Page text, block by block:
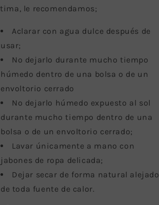
le recomendamos;
Aclarar con agua dulce después de
usar;
No dejarlo durante mucho tiempo
húmedo dentro de una bolsa o de un
envoltorio cerrado
No dejarlo húmedo expuesto al sol
durante mucho tiempo dentro de una
bolsa o de un envoltorio cerrado;
Lavar únicamente a mano con
jabones de ropa delicada;
Dejar secar de forma natural alejado
de toda fuente de calor.